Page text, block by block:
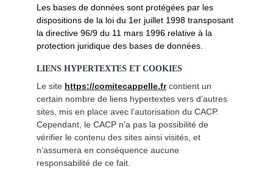
Les bases de données sont protégées par les
dispositions de la loi du 1er juillet 1998 transposant
la directive 96/9 du 11 mars 1996 relative à la
protection juridique des bases de données.
LIENS HYPERTEXTES ET COOKIES
Le site https://comitecappelle.fr contient un
certain nombre de liens hypertextes vers d’autres
sites, mis en place avec l’autorisation du CACP.
Cependant, le CACP n’a pas la possibilité de
vérifier le contenu des sites ainsi visités, et
n’assumera en conséquence aucune
responsabilité de ce fait.